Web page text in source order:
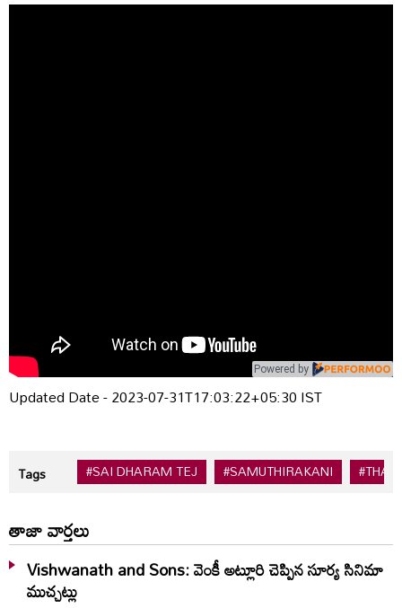
Powered by
Updated Date - 2023-07-31T17:03:22+05:30 IST
Tags #SAI DHARAM TEJ #SAMUTHIRAKANI
తాజా వార్తలు
Vishwanath and Sons: వెంకీ అట్లూరి చెప్పిన సూర్య సినిమా
ముచ్చట్లు